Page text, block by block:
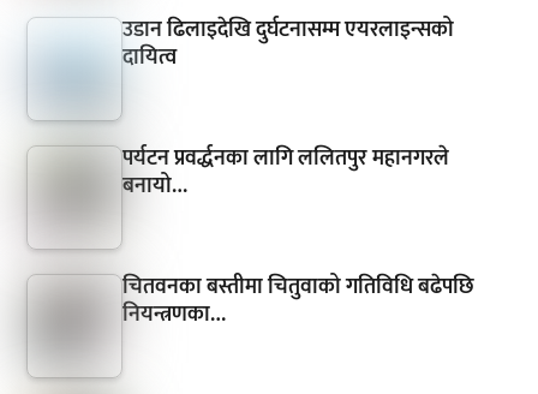
उडान ढिलाइदेखि दुर्घटनासम्म एयरलाइन्सको
दायित्व
पर्यटन प्रवर्द्धनका लागि ललितपुर महानगरले
बनायो…
चितवनका बस्तीमा चितुवाको गतिविधि बढेपछि
नियन्त्रणका…